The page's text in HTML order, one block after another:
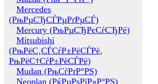
Mercedes
(РњРµСЂСЃРµРґРµСЃ)
Mercury (РњРµСЂРєСѓСЂРё)
Mitsubishi
(РњРёС‚СЃСѓР±РёСЃРё,
РњРёС†СѓР±РёСЃРё)
Mudan (РњСѓРґР°РЅ)
Neoplan (РќРµРѕРїР»Р°РЅ)